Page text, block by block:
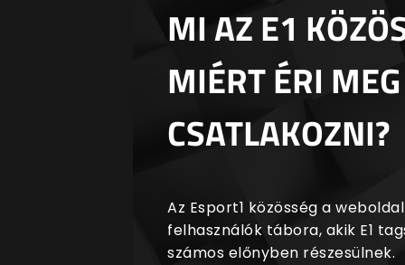
MI AZ E1
MIÉRT ÉRI MEG
CSATLAKOZNI?
Az Esport1 közösség a
felhasználók tábora, akik E1
számos előnyben részesülnek.